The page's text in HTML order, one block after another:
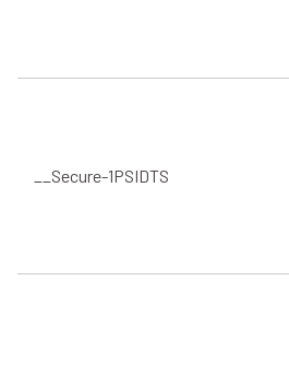
__Secure-1PSIDTS